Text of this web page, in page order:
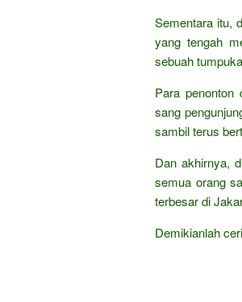
Sementara itu,
yang tengah
sebuah
Para
sang
sambil terus
Dan akhirnya,
semua orang
terbesar di
Demikianlah